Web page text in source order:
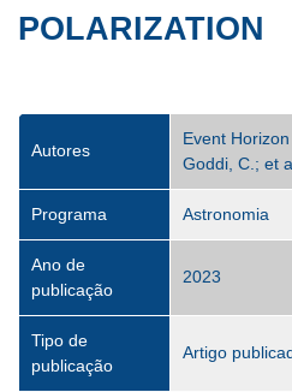
POLARIZATION
Autores
Event
Goddi, C.; et
Programa Astronomia
Ano de
publicação
2023
Tipo de
publicação
Artigo